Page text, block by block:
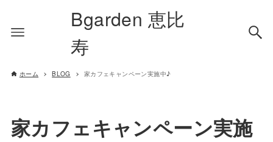
Bgarden 恵比
寿
ホーム BLOG 家カフェキャンペーン実施中♪
家カフェキャンペーン実施